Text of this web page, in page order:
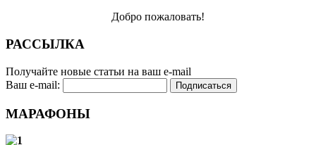
Добро пожаловать!
РАССЫЛКА
Получайте новые статьи на ваш e-mail
Ваш e-mail:
МАРАФОНЫ